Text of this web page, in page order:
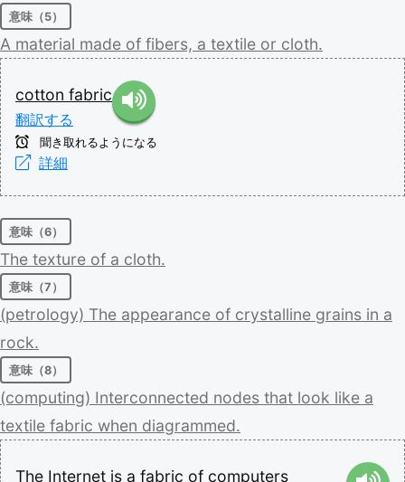
意味（5）
A material made of fibers, a textile or cloth.
cotton fabric
翻訳する
聞き取れるようになる
詳細
意味（6）
The texture of a cloth.
意味（7）
(petrology) The appearance of crystalline grains in a
rock.
意味（8）
(computing) Interconnected nodes that look like a
textile fabric when diagrammed.
The Internet is a fabric of computers